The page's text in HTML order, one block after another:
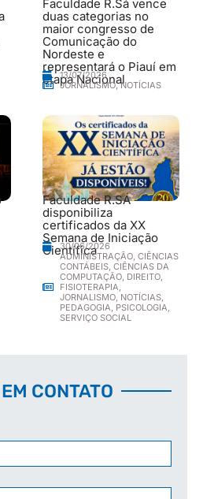
Faculdade R.Sá vence
duas categorias no
maior congresso de
Comunicação do
Nordeste e
representará o Piauí em
etapa Nacional
13/07/2026
JORNALISMO,NOTÍCIAS
Faculdade R.SÁ
disponibiliza
certificados da XX
Semana de Iniciação
Científica
30/06/2026
ADMINISTRAÇÃO CIÊNCIAS
CONTÁBEIS CIÊNCIAS DA
COMPUTAÇÃO DIREITO
FISIOTERAPIA
JORNALISMO NOTÍCIAS
PEDAGOGIA PSICOLOGIA
SERVIÇO SOCIAL
CONTATO